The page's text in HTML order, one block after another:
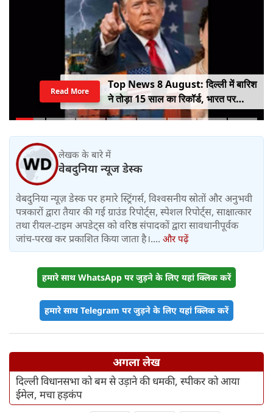
Top News 8 August: दिल्ली में बारिश
ने तोड़ा 15 साल का रिकॉर्ड, भारत पर
100% टैरिफ का खतरा; Gen Z पर कंगना
Read More
लेखक के बारे में
वेबदुनिया न्यूज डेस्क
वेबदुनिया न्यूज़ डेस्क पर हमारे स्ट्रिंगर्स, विश्वसनीय स्रोतों और अनुभवी
पत्रकारों द्वारा तैयार की गई ग्राउंड रिपोर्ट्स, स्पेशल रिपोर्ट्स, साक्षात्कार
तथा रीयल-टाइम अपडेट्स को वरिष्ठ संपादकों द्वारा सावधानीपूर्वक
जांच-परख कर प्रकाशित किया जाता है।.... और पढ़ें
हमारे साथ WhatsApp पर जुड़ने के लिए यहां क्लिक करें
हमारे साथ Telegram पर जुड़ने के लिए यहां क्लिक करें
अगला लेख
दिल्ली विधानसभा को बम से उड़ाने की धमकी, स्पीकर को आया
ईमेल, मचा हड़कंप